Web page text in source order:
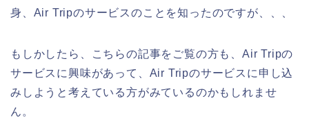
身、Air Tripのサービスのことを知ったのですが、、、
もしかしたら、こちらの記事をご覧の方も、Air Tripの
サービスに興味があって、Air Tripのサービスに申し込
みしようと考えている方がみているのかもしれませ
ん。